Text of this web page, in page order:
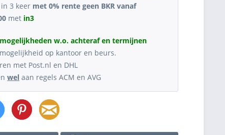
3 keer met 0% rente geen BKR vanaf
met in3
w.o. achteraf en termijnen
op kantoor en beurs.
met Post.nl en DHL
wel aan regels ACM en AVG